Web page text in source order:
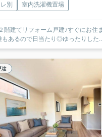
別
室内洗濯機置場
階建てリフォーム戸建♪すぐにお住
もあるので日当たり◎ゆったりした...
建